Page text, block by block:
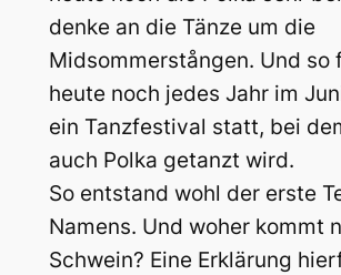
denke an die Tänze um die
Midsommerstången. Und so
heute noch jedes Jahr im
ein Tanzfestival statt, bei
auch Polka getanzt wird.
So entstand wohl der erste
Namens. Und woher kommt
Schwein? Eine Erklärung